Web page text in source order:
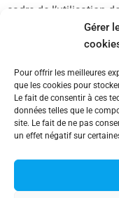
Gérer
Pour offrir les meilleures
que les cookies pour
Le fait de consentir à ces
données telles que le
site. Le fait de ne pas
un effet négatif sur
cadre de l’utilisation
Médard Handball,
Handball par courrier
Email :
14.3.Lorsque
Handball, il lui sera